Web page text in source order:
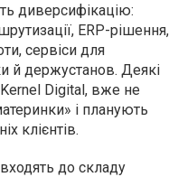
диверсифікацію:
ERP-рішення,
сервіси для
й держустанов. Деякі
Digital, вже не
і планують
клієнтів.
до складу